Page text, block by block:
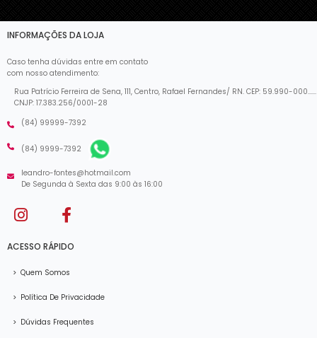
INFORMAÇÕES DA LOJA
Caso tenha dúvidas entre em contato
com nosso atendimento:
Rua Patrício Ferreira de Sena, 111, Centro, Rafael Fernandes/ RN. CEP: 59.990-000......
CNJP: 17.383.256/0001-28
(84) 99999-7392
(84) 9999-7392
leandro-fontes@hotmail.com
De Segunda à Sexta das 9:00 às 16:00
ACESSO RÁPIDO
> Quem Somos
> Política De Privacidade
> Dúvidas Frequentes